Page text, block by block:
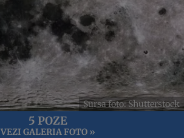
Sursa foto: Shutterstock
5 POZE
VEZI GALERIA FOTO »